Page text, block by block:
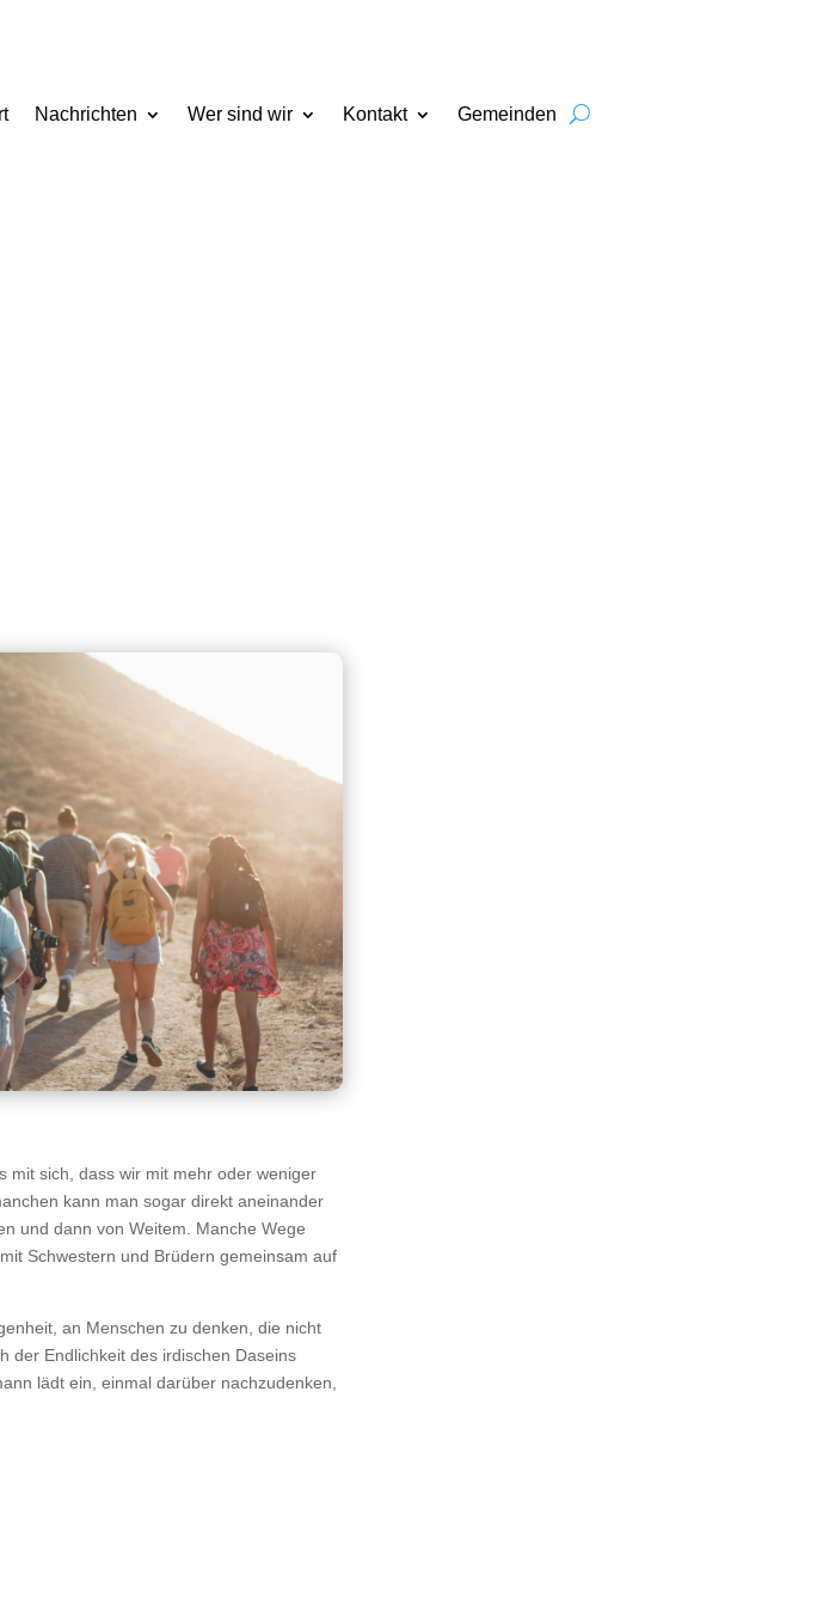
Nachrichten Wer sind wir Kontakt Gemeinden
mit sich, dass wir mit mehr oder weniger
kann man sogar direkt aneinander
und dann von Weitem. Manche Wege
Schwestern und Brüdern gemeinsam auf
an Menschen zu denken, die nicht
der Endlichkeit des irdischen Daseins
lädt ein, einmal darüber nachzudenken,